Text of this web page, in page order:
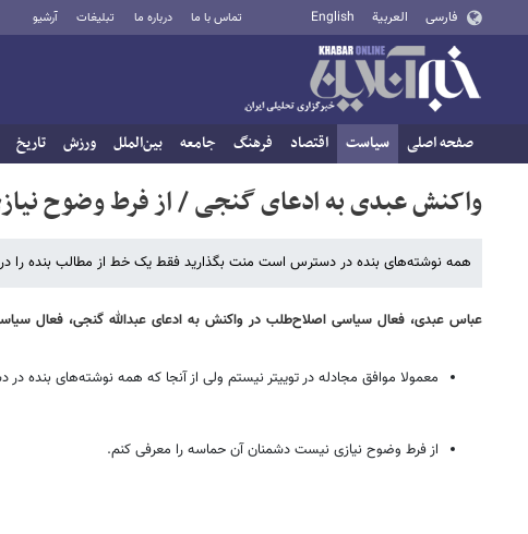
فارسی العربية English تماس با ما درباره ما تبلیغات آرشیو
صفحه اصلی سیاست اقتصاد فرهنگ جامعه بین‌الملل ورزش تاریخ
واکنش عبدی به ادعای گنجی / از فرط وضوح
همه نوشته‌های بنده در دسترس است منت بگذارید فقط یک خط از مطالب بنده را در
عباس عبدی، فعال سیاسی اصلاح‌طلب در واکنش به ادعای عبدالله گنجی، فعال
معمولا موافق مجادله در توییتر نیستم ولی از آنجا که همه نوشته‌های بنده
از فرط وضوح نیازی نیست دشمنان آن حماسه را معرفی کنم.